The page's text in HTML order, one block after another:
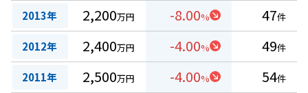
2013年 2,200万円 -8.00% 47件
2012年 2,400万円 -4.00% 49件
2011年 2,500万円 -4.00% 54件